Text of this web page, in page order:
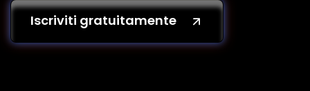
Iscriviti gratuitamente